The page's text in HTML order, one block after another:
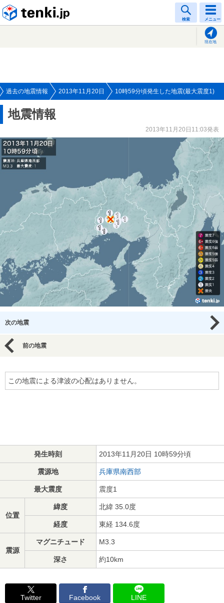
検索 メニュー
現在地
過去の地震情報 2013年11月20日 10時59分頃発生した地震(最大震度1)
地震情報
2013年11月20日11:03発表
次の地震
前の地震
この地震による津波の心配はありません。
発生時刻 2013年11月20日 10時59分頃
震源地 兵庫県南西部
最大震度 震度1
位置
緯度 北緯 35.0度
経度 東経 134.6度
震源
マグニチュード M3.3
深さ 約10km
Twitter Facebook LINE